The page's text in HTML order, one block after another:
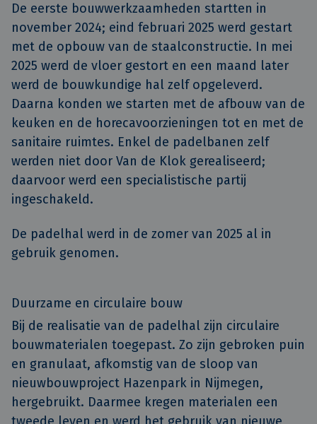
De eerste bouwwerkzaamheden startten in
november 2024; eind februari 2025 werd gestart
met de opbouw van de staalconstructie. In mei
2025 werd de vloer gestort en een maand later
werd de bouwkundige hal zelf opgeleverd.
Daarna konden we starten met de afbouw van de
keuken en de horecavoorzieningen tot en met de
sanitaire ruimtes. Enkel de padelbanen zelf
werden niet door Van de Klok gerealiseerd;
daarvoor werd een specialistische partij
ingeschakeld.
De padelhal werd in de zomer van 2025 al in
gebruik genomen.
Duurzame en circulaire bouw
Bij de realisatie van de padelhal zijn circulaire
bouwmaterialen toegepast. Zo zijn gebroken puin
en granulaat, afkomstig van de sloop van
nieuwbouwproject Hazenpark in Nijmegen,
hergebruikt. Daarmee kregen materialen een